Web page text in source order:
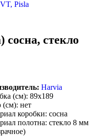
стекло
Harvia
(см): 89x189
нет
коробки: сосна
полотна: стекло 8 мм